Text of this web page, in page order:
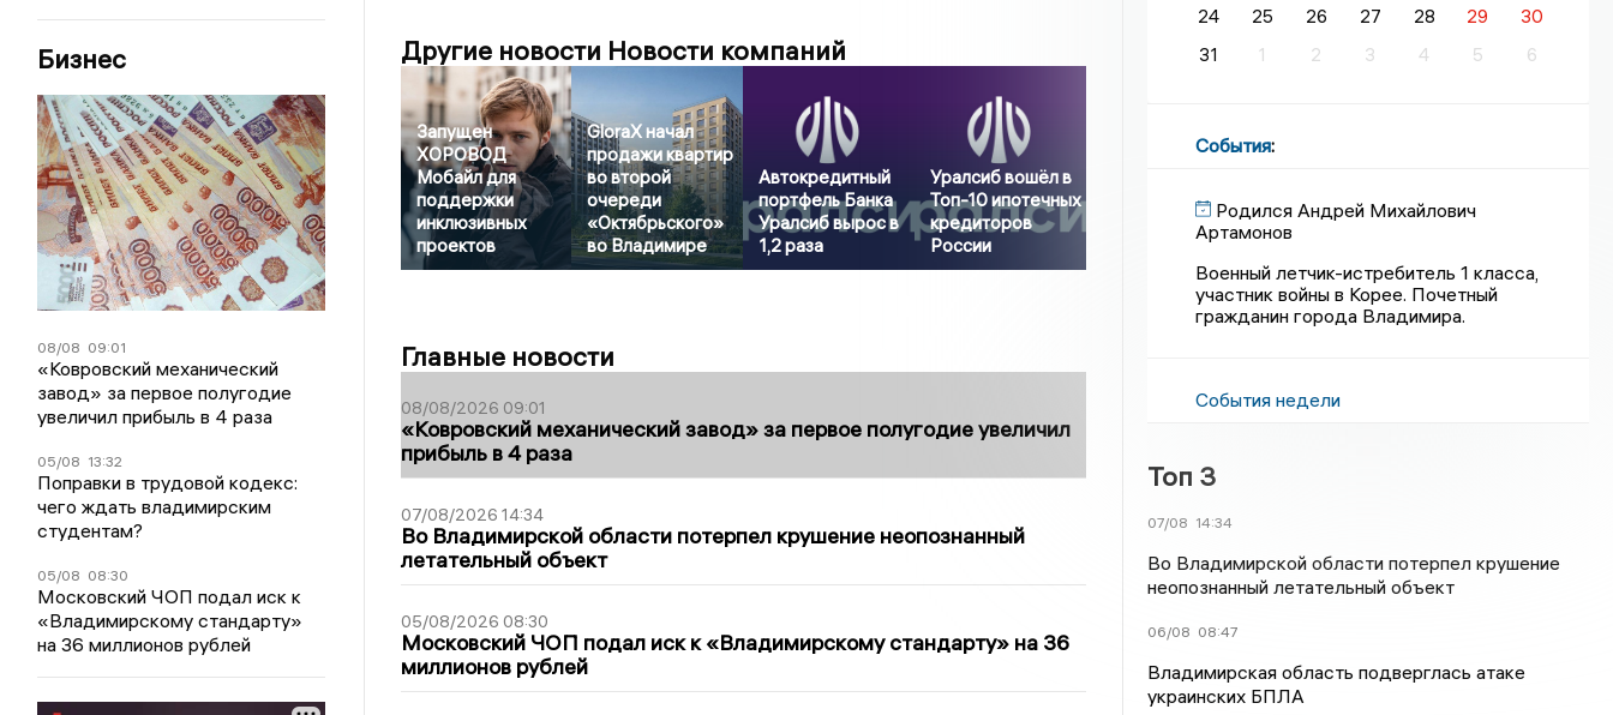
Бизнес
08/08 09:01
«Ковровский механический
завод» за первое полугодие
увеличил прибыль в 4 раза
05/08 13:32
Поправки в трудовой кодекс:
чего ждать владимирским
студентам?
05/08 08:30
Московский ЧОП подал иск к
«Владимирскому стандарту»
на 36 миллионов рублей
Другие новости Новости компаний
Запущен
ХОРОВОД
Мобайл для
поддержки
инклюзивных
проектов
GloraX начал
продажи квартир
во второй
очереди
«Октябрьского»
во Владимире
Автокредитный
портфель Банка
Уралсиб вырос в
1,2 раза
Уралсиб вошёл в
Топ-10 ипотечных
кредиторов
России
Главные новости
08/08/2026 09:01
«Ковровский механический завод» за первое полугодие увеличил
прибыль в 4 раза
07/08/2026 14:34
Во Владимирской области потерпел крушение неопознанный
летательный объект
05/08/2026 08:30
Московский ЧОП подал иск к «Владимирскому стандарту» на 36
миллионов рублей
24
25 26 27 28 29
30
31
1 2 3 4 5 6
События:
Родился Андрей Михайлович
Артамонов
Военный летчик-истребитель 1 класса,
участник войны в Корее. Почетный
гражданин города Владимира.
События недели
Топ 3
07/08 14:34
Во Владимирской области потерпел крушение
неопознанный летательный объект
06/08 08:47
Владимирская область подверглась атаке
украинских БПЛА